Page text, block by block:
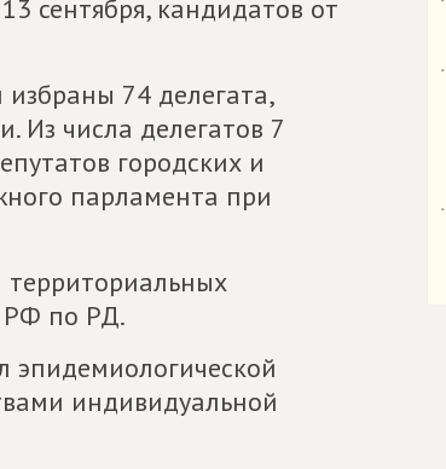
сентября, кандидатов от
74 делегата,
Из числа делегатов 7
городских и
парламента при
РФ по РД.
эпидемиологической
индивидуальной
˙
˙
˙